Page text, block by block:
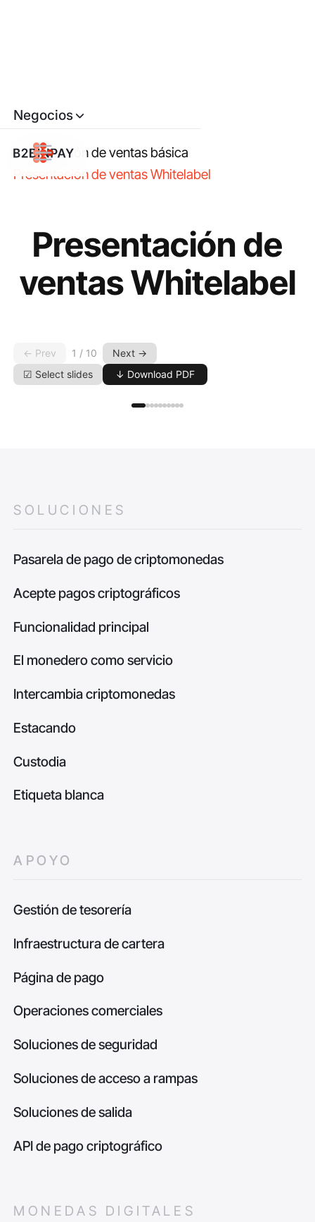
Negocios
Presentación de ventas básica
Presentación de ventas Whitelabel
Presentación de
ventas Whitelabel
← Prev 1 / 10
Next →
☑ Select slides
↓ Download PDF
SOLUCIONES
Pasarela de pago de criptomonedas
Acepte pagos criptográficos
Funcionalidad principal
El monedero como servicio
Intercambia criptomonedas
Estacando
Custodia
Etiqueta blanca
APOYO
Gestión de tesorería
Infraestructura de cartera
Página de pago
Operaciones comerciales
Soluciones de seguridad
Soluciones de acceso a rampas
Soluciones de salida
API de pago criptográfico
MONEDAS DIGITALES